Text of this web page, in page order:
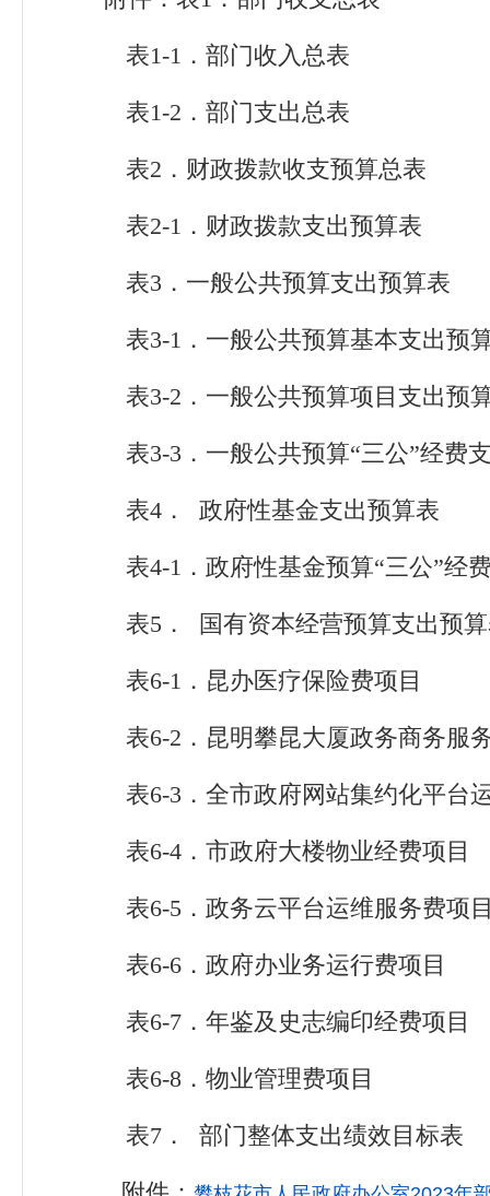
表1-1．部门收入总表
表1-2．部门支出总表
表2．财政拨款收支预算总表
表2-1．财政拨款支出预算表
表3．一般公共预算支出预算表
表3-1．一般公共预算基本支出预
表3-2．一般公共预算项目支出预
表3-3．一般公共预算“三公”经费
表4． 政府性基金支出预算表
表4-1．政府性基金预算“三公”经
表5． 国有资本经营预算支出预
表6-1．昆办医疗保险费项目
表6-2．昆明攀昆大厦政务商务服
表6-3．全市政府网站集约化平台
表6-4．市政府大楼物业经费项目
表6-5．政务云平台运维服务费项
表6-6．政府办业务运行费项目
表6-7．年鉴及史志编印经费项目
表6-8．物业管理费项目
表7． 部门整体支出绩效目标表